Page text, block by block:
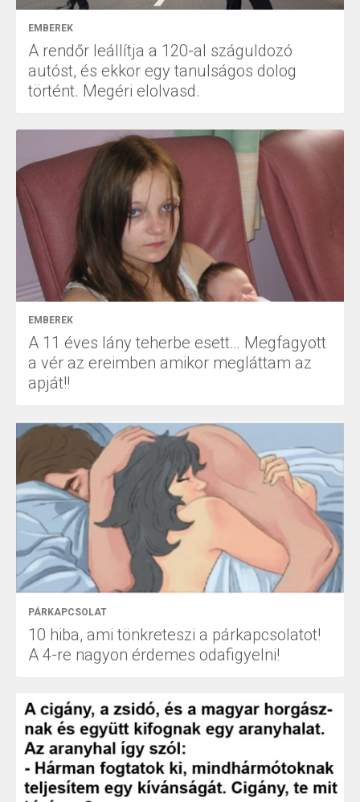
EMBEREK
A rendőr leállítja a 120-al száguldozó
autóst, és ekkor egy tanulságos dolog
történt. Megéri elolvasd.
EMBEREK
A 11 éves lány teherbe esett… Megfagyott
a vér az ereimben amikor megláttam az
apját!!
PÁRKAPCSOLAT
10 hiba, ami tönkreteszi a párkapcsolatot!
A 4-re nagyon érdemes odafigyelni!